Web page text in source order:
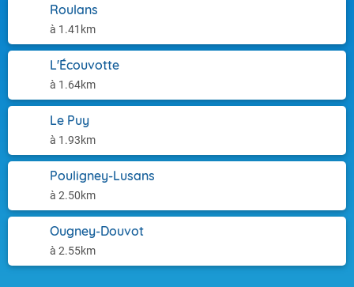
Roulans
à 1.41km
L'Écouvotte
à 1.64km
Le Puy
à 1.93km
Pouligney-Lusans
à 2.50km
Ougney-Douvot
à 2.55km